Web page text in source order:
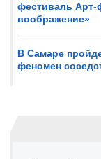
фестиваль
воображение»
В Самаре
феномен